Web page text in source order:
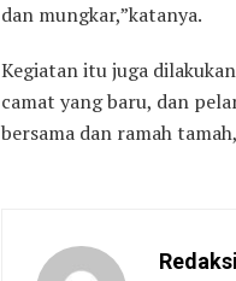
dan mungkar,”katanya.
Kegiatan itu juga
camat yang baru, dan
bersama dan ramah